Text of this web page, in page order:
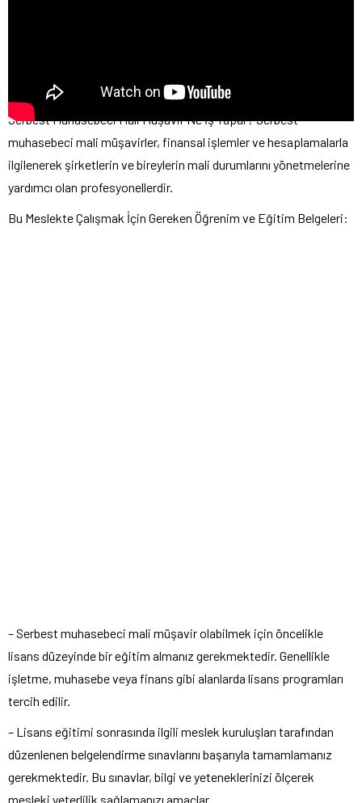
Serbest Muhasebeci Mali Müşavir Ne İş Yapar? Serbest
muhasebeci mali müşavirler, finansal işlemler ve hesaplamalarla
ilgilenerek şirketlerin ve bireylerin mali durumlarını yönetmelerine
yardımcı olan profesyonellerdir.
Bu Meslekte Çalışmak İçin Gereken Öğrenim ve Eğitim Belgeleri:
– Serbest muhasebeci mali müşavir olabilmek için öncelikle
lisans düzeyinde bir eğitim almanız gerekmektedir. Genellikle
işletme, muhasebe veya finans gibi alanlarda lisans programları
tercih edilir.
– Lisans eğitimi sonrasında ilgili meslek kuruluşları tarafından
düzenlenen belgelendirme sınavlarını başarıyla tamamlamanız
gerekmektedir. Bu sınavlar, bilgi ve yeteneklerinizi ölçerek
mesleki yeterlilik sağlamanızı amaçlar.